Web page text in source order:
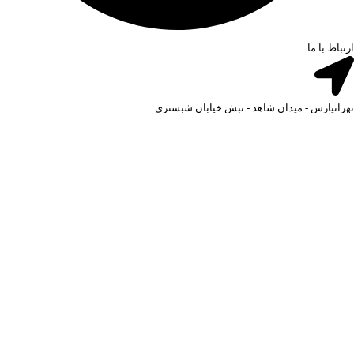
ارتباط با ما
تهرانپارس - میدان شاهد - نبش خیابان شبستری